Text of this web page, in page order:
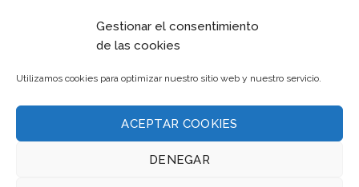
Gestionar el consentimiento
de las cookies
Utilizamos cookies para optimizar nuestro sitio web y nuestro servicio.
ACEPTAR COOKIES
DENEGAR